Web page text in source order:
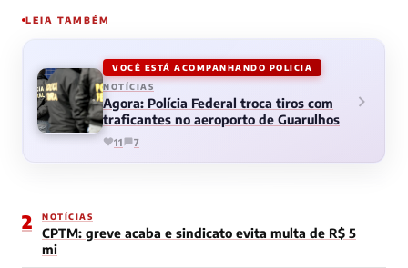
LEIA TAMBÉM
VOCÊ ESTÁ ACOMPANHANDO POLICIA
NOTÍCIAS
Agora: Polícia Federal troca tiros com
traficantes no aeroporto de Guarulhos
11 7
2 NOTÍCIAS
CPTM: greve acaba e sindicato evita multa de R$ 5
mi